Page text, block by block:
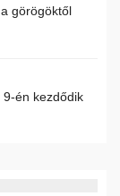
görögöktől
én kezdődik